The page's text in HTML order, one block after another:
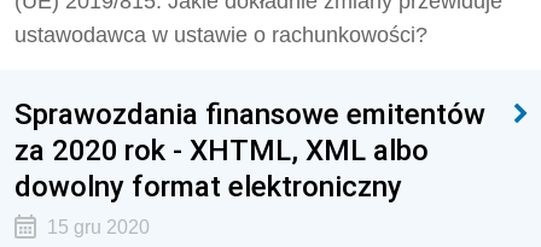
ustawodawca w ustawie o rachunkowości?
Sprawozdania finansowe emitentów
za 2020 rok - XHTML, XML albo
dowolny format elektroniczny
15 gru 2020